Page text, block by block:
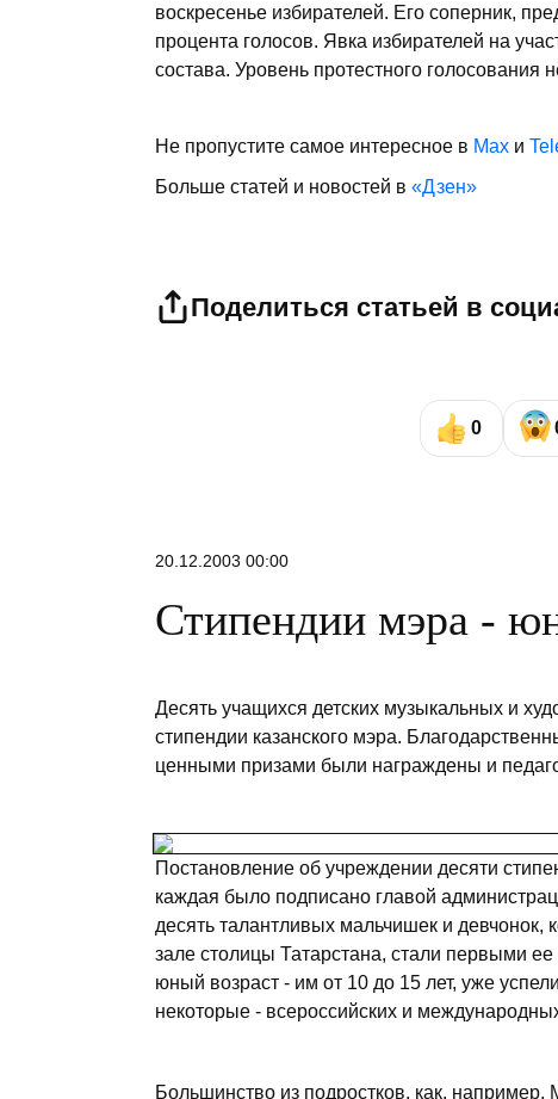
воскресенье избирателей. Его соперник,
процента голосов. Явка избирателей на
состава. Уровень протестного голосования
Не пропустите самое интересное в Max и
Больше статей и новостей в «Дзен»
Поделиться статьей в
0
20.12.2003 00:00
Стипендии мэра -
Десять учащихся детских музыкальных и
стипендии казанского мэра.
ценными призами были награждены и
Постановление об учреждении десяти
каждая было подписано главой
десять талантливых мальчишек и
зале столицы Татарстана, стали первыми
юный возраст - им от 10 до 15 лет, уже
некоторые - всероссийских и
Большинство из подростков, как,